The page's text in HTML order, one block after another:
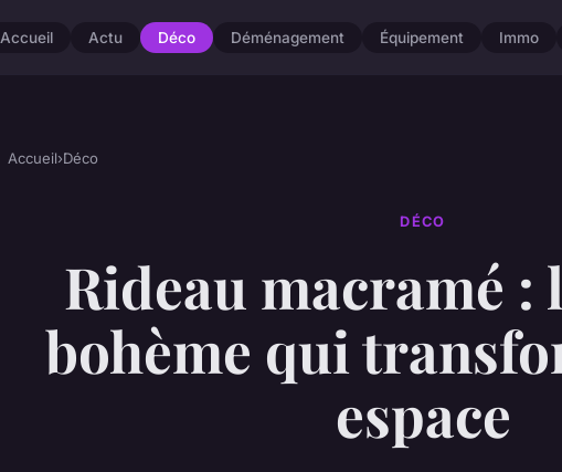
Accueil Actu Déco Déménagement Équipement Immo
Accueil›Déco
DÉCO
Rideau macramé :
bohème qui
espace